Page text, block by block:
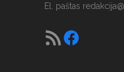
El. paštas